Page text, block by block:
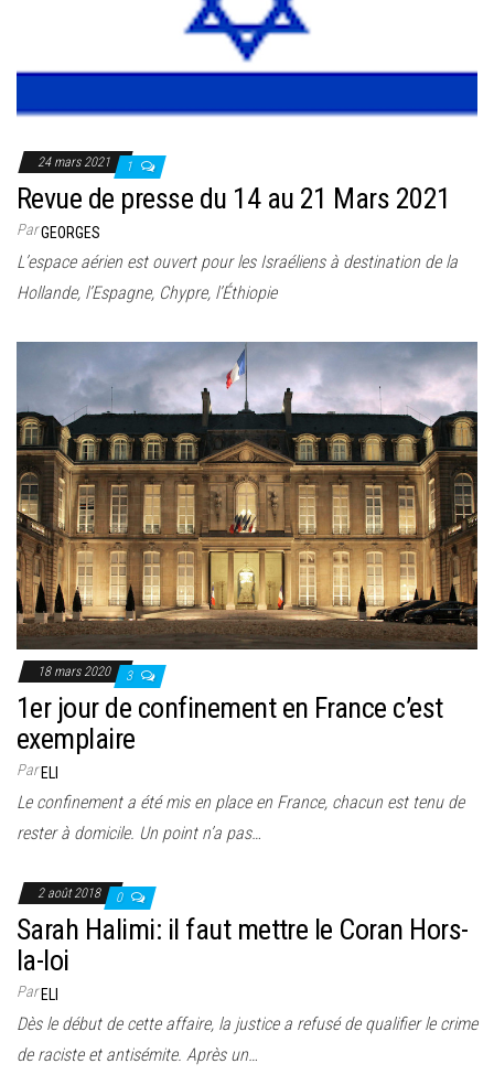
24 mars 2021 1
Revue de presse du 14 au 21 Mars 2021
ParGEORGES
L’espace aérien est ouvert pour les Israéliens à destination de la
Hollande, l’Espagne, Chypre, l’Éthiopie
18 mars 2020 3
1er jour de confinement en France c’est
exemplaire
ParELI
Le confinement a été mis en place en France, chacun est tenu de
rester à domicile. Un point n’a pas…
2 août 2018 0
Sarah Halimi: il faut mettre le Coran Hors-
la-loi
ParELI
Dès le début de cette affaire, la justice a refusé de qualifier le crime
de raciste et antisémite. Après un…